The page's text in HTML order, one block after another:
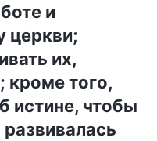
и
церкви;
их,
кроме того,
истине, чтобы